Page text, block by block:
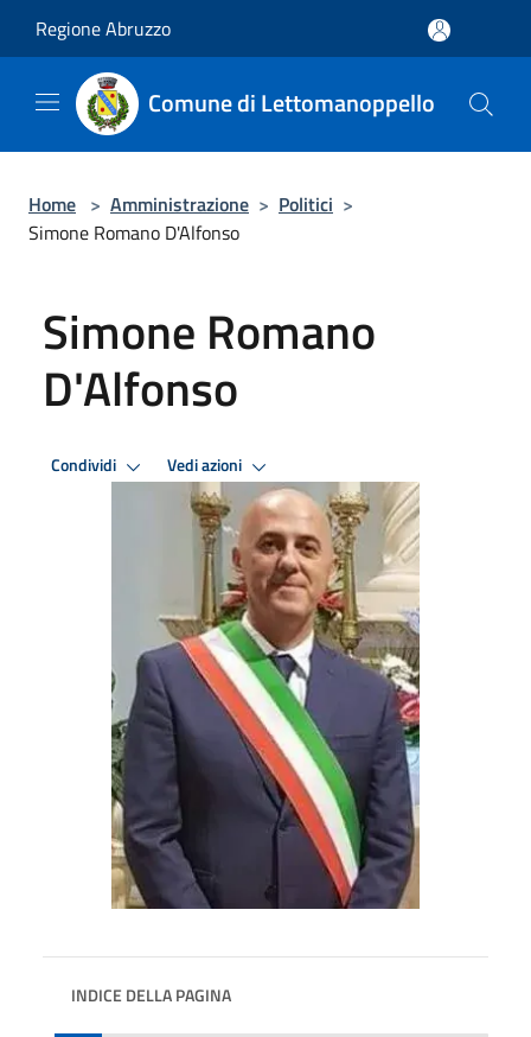
Regione Abruzzo
Comune di Lettomanoppello
Home > Amministrazione > Politici >
Simone Romano D'Alfonso
Simone Romano
D'Alfonso
Condividi Vedi azioni
INDICE DELLA PAGINA